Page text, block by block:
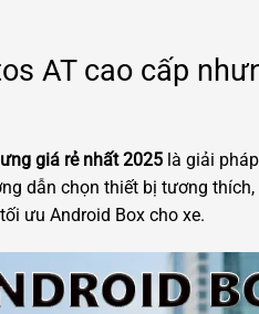
AT cao cấp
giá rẻ nhất 2025là giải
dẫn chọn thiết bị tương
ưu Android Box cho xe.